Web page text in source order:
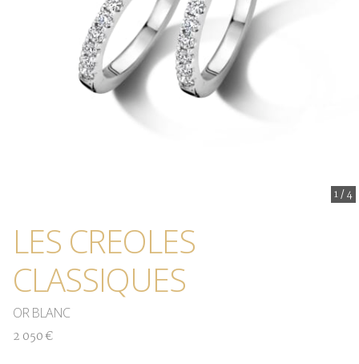
1/4
LES CREOLES
CLASSIQUES
OR BLANC
2 050 €